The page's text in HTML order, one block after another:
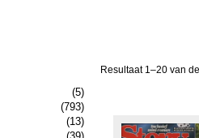
(5)
(793)
(13)
Resultaat 1–20 van